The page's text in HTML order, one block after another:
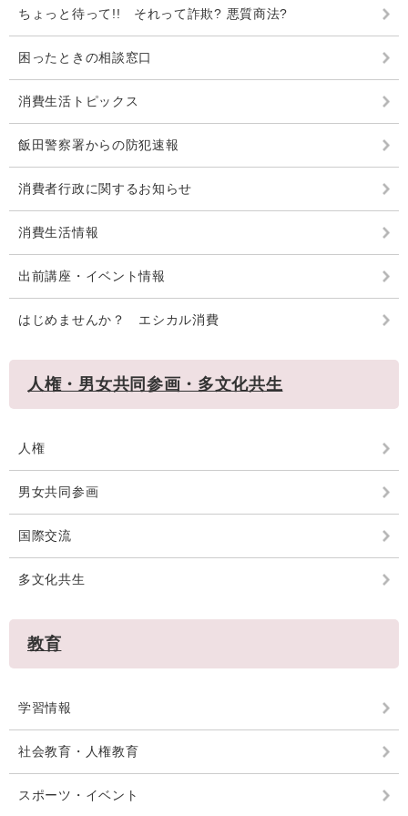
ちょっと待って!! それって詐欺? 悪質商法?
困ったときの相談窓口
消費生活トピックス
飯田警察署からの防犯速報
消費者行政に関するお知らせ
消費生活情報
出前講座・イベント情報
はじめませんか？ エシカル消費
人権・男女共同参画・多文化共生
人権
男女共同参画
国際交流
多文化共生
教育
学習情報
社会教育・人権教育
スポーツ・イベント